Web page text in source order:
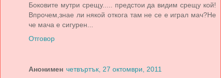
Боковите мутри срещу..... предстои да видим срещу кой!
Впрочем,знае ли някой откога там не се е играл мач?Не
че мача е сигурен...
Отговор
Анонимен четвъртък, 27 октомври, 2011